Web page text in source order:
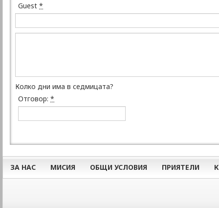
Guest *
Колко дни има в седмицата?
Отговор: *
ЗА НАС МИСИЯ ОБЩИ УСЛОВИЯ ПРИЯТЕЛИ